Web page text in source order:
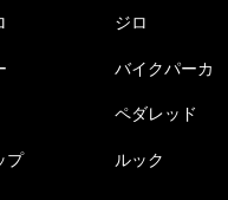
ジロ
バイクパーカ
ペダレッド
プ ルック